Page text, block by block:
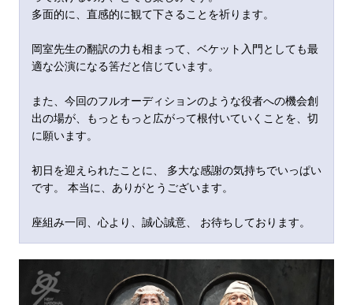
多面的に、直感的に観て下さることを祈ります。
岡室先生の翻訳の力も相まって、ベケット入門としても最
適な公演になる筈だと信じています。
また、今回のフルオーディションのような役者への機会創
出の場が、もっともっと広がって根付いていくことを、切
に願います。
初日を迎えられたことに、 多大な感謝の気持ちでいっぱい
です。 本当に、ありがとうございます。
座組み一同、心より、誠心誠意、 お待ちしております。